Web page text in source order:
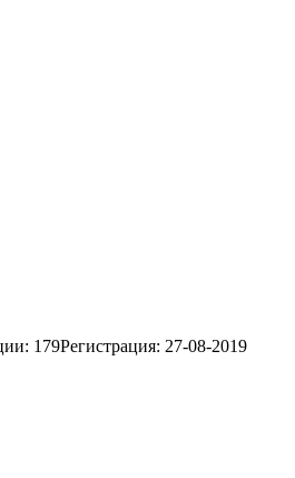
179Регистрация: 27-08-2019